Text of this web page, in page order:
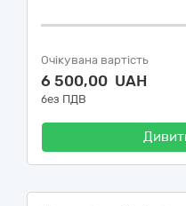
Очікувана вартість
6 500,00 UAH
без ПДВ